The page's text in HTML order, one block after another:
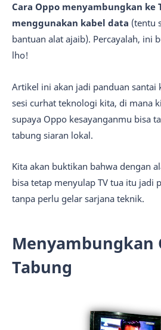
Cara Oppo menyambungkan ke
menggunakan kabel data (tentu
bantuan alat ajaib). Percayalah, ini
lho!
Artikel ini akan jadi panduan santai
sesi curhat teknologi kita, di mana
supaya Oppo kesayanganmu bisa
tabung siaran lokal.
Kita akan buktikan bahwa dengan
bisa tetap menyulap TV tua itu jadi
tanpa perlu gelar sarjana teknik.
Menyambungkan
Tabung